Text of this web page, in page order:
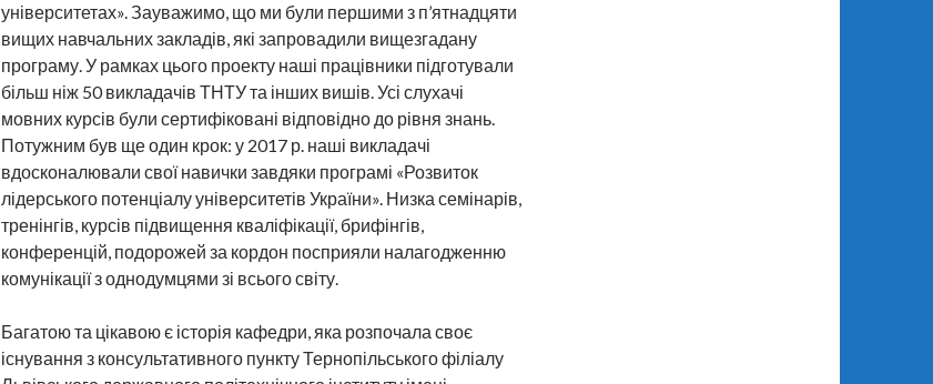
університетах». Зауважимо, що ми були першими з п’ятнадцяти
вищих навчальних закладів, які запровадили вищезгадану
програму. У рамках цього проекту наші працівники підготували
більш ніж 50 викладачів ТНТУ та інших вишів. Усі слухачі
мовних курсів були сертифіковані відповідно до рівня знань.
Потужним був ще один крок: у 2017 р. наші викладачі
вдосконалювали свої навички завдяки програмі «Розвиток
лідерського потенціалу університетів України». Низка семінарів,
тренінгів, курсів підвищення кваліфікації, брифінгів,
конференцій, подорожей за кордон посприяли налагодженню
комунікації з однодумцями зі всього світу.
Багатою та цікавою є історія кафедри, яка розпочала своє
існування з консультативного пункту Тернопільського філіалу